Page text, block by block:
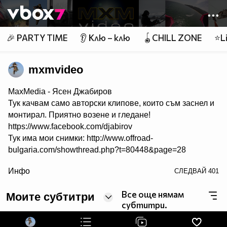
Member of
👾
🎉 PARTY TIME 👂 Клю – клю 🪀CHILL ZONE
mxmvideo
MaxMedia - Ясен Джабиров
Тук качвам само авторски клипове, които съм заснел и
монтирал. Приятно возене и гледане!
https://www.facebook.com/djabirov
Тук има мои снимки: http://www.offroad-
bulgaria.com/showthread.php?t=80448&page=28
Официален сайт: www.maxmediabg.com
skype: iasssen
Инфо СЛЕДВАЙ 401
Моите субтитри
Все още нямам
субтитри.